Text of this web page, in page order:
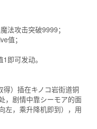
法攻击突破9999；
值；
即可发动。
得）插在キノコ岩街道铜
，剧情中靠シーモア的面
左，乘升降机即到），用